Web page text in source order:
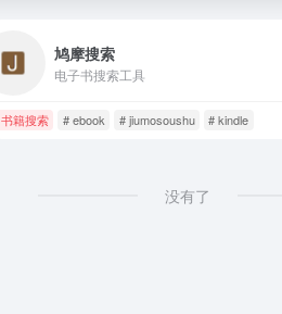
鸠摩搜索
电子书搜索工具
书籍搜索 # ebook # jiumosoushu # kindle
没有了